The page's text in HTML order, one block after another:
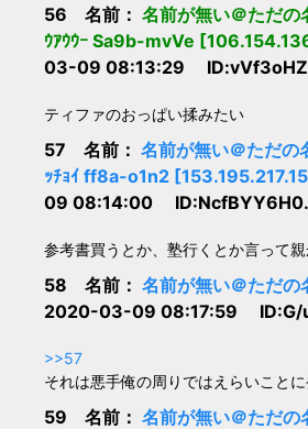
56 名前： 名前が無い＠ただの
ｳｱｳｳｰ Sa9b-mvVe
03-09 08:13:29
ティファのおっぱい揉みたい
57 名前： 名前が無い＠ただの
ｯﾁｮｲ ff8a-o1n2
09 08:14:00
参考書買うとか、塾行くとか言って親
58 名前： 名前が無い＠ただの
2020-03-09 08:17:59 ID:G/
>>57
それは悪手俺の周りではえらいこと
59 名前： 名前が無い＠ただの